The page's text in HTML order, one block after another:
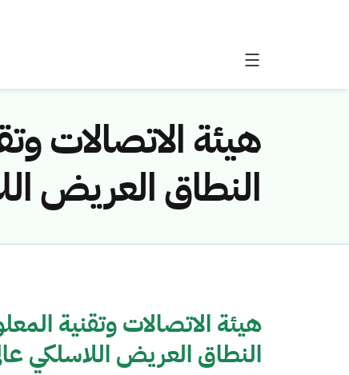
هيئة الاتصالات
النطاق العريض
هيئة الاتصالات وتقنية
النطاق العريض اللاسلكي